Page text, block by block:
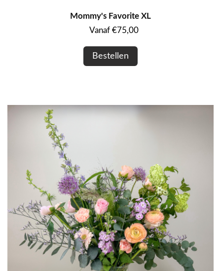
Mommy's Favorite XL
Vanaf €75,00
Bestellen